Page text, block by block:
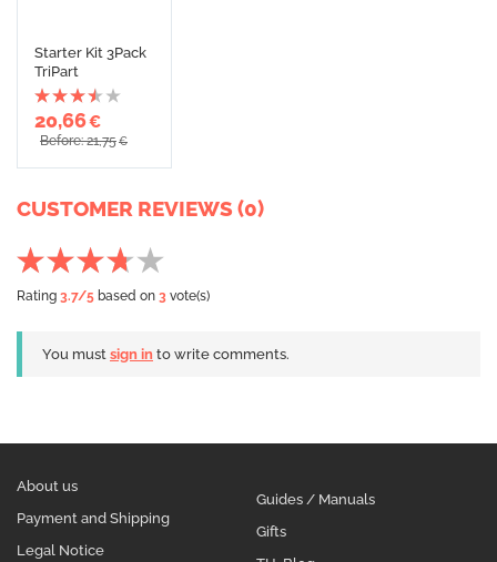
Starter Kit 3Pack
TriPart
20,66€
Before: 21,75€
CUSTOMER REVIEWS (0)
Rating 3.7/5 based on 3 vote(s)
You must sign in to write comments.
About us
Payment and Shipping
Legal Notice
Guides / Manuals
Gifts